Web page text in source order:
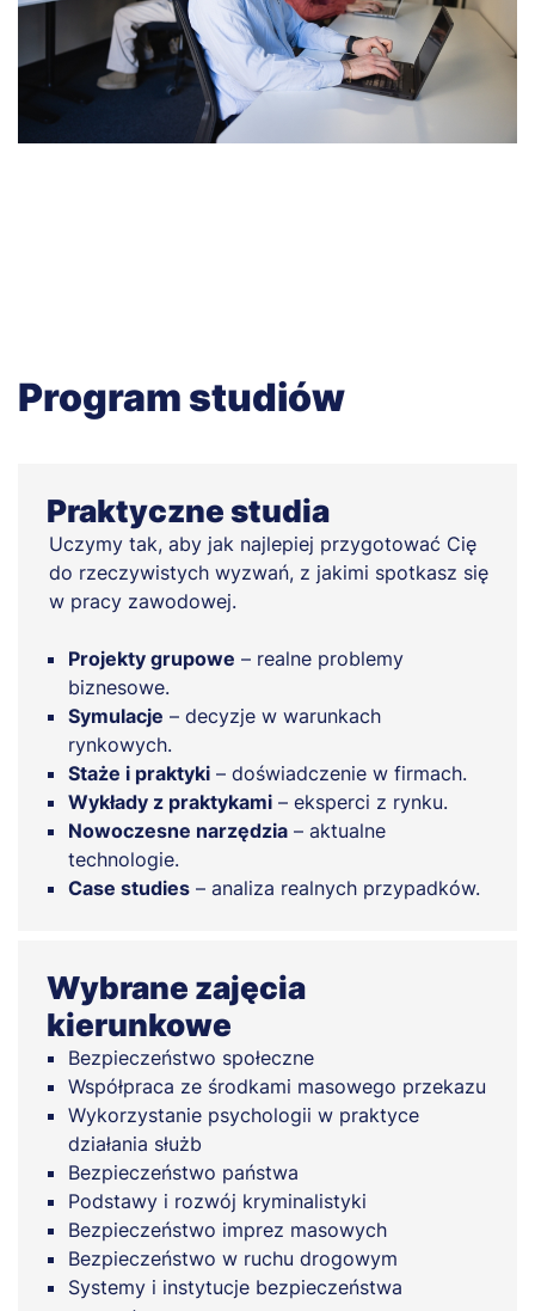
Program studiów
Praktyczne studia
Uczymy tak, aby jak najlepiej przygotować Cię
do rzeczywistych wyzwań, z jakimi spotkasz się
w pracy zawodowej.
Projekty grupowe – realne problemy
biznesowe.
Symulacje – decyzje w warunkach
rynkowych.
Staże i praktyki – doświadczenie w firmach.
Wykłady z praktykami – eksperci z rynku.
Nowoczesne narzędzia – aktualne
technologie.
Case studies – analiza realnych przypadków.
Wybrane zajęcia
kierunkowe
Bezpieczeństwo społeczne
Współpraca ze środkami masowego przekazu
Wykorzystanie psychologii w praktyce
działania służb
Bezpieczeństwo państwa
Podstawy i rozwój kryminalistyki
Bezpieczeństwo imprez masowych
Bezpieczeństwo w ruchu drogowym
Systemy i instytucje bezpieczeństwa